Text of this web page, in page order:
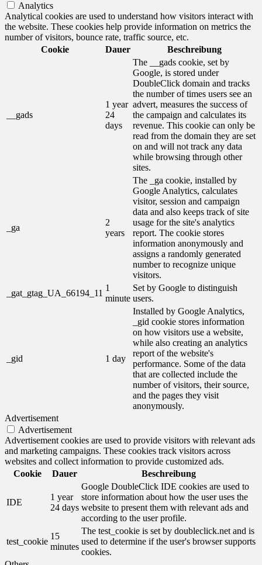
Analytics
Analytical cookies are used to understand how visitors interact with
the website. These cookies help provide information on metrics the
number of visitors, bounce rate, traffic source, etc.
Cookie
Dauer Beschreibung
__gads
1 year
24
days
The __gads cookie, set by
Google, is stored under
DoubleClick domain and tracks
the number of times users see an
advert, measures the success of
the campaign and calculates its
revenue. This cookie can only be
read from the domain they are set
on and will not track any data
while browsing through other
sites.
_ga
2
years
The _ga cookie, installed by
Google Analytics, calculates
visitor, session and campaign
data and also keeps track of site
usage for the site's analytics
report. The cookie stores
information anonymously and
assigns a randomly generated
number to recognize unique
visitors.
_gat_gtag_UA_66194_11
1
minute
Set by Google to distinguish
users.
_gid 1 day
Installed by Google Analytics,
_gid cookie stores information
on how visitors use a website,
while also creating an analytics
report of the website's
performance. Some of the data
that are collected include the
number of visitors, their source,
and the pages they visit
anonymously.
Advertisement
Advertisement
Advertisement cookies are used to provide visitors with relevant ads
and marketing campaigns. These cookies track visitors across
websites and collect information to provide customized ads.
Cookie
Dauer Beschreibung
IDE
1 year
24 days
Google DoubleClick IDE cookies are used to
store information about how the user uses the
website to present them with relevant ads and
according to the user profile.
test_cookie
15
minutes
The test_cookie is set by doubleclick.net and is
used to determine if the user's browser supports
cookies.